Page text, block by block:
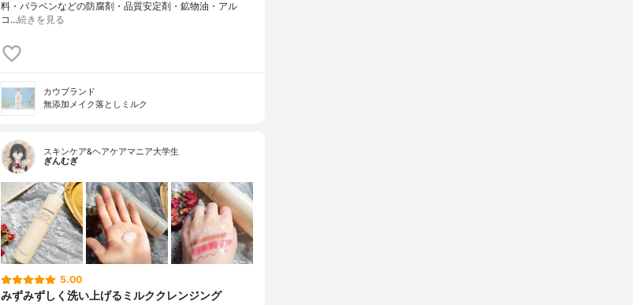
料・パラベンなどの防腐剤・品質安定剤・鉱物油・アル
コ…続きを見る
カウブランド
無添加メイク落としミルク
スキンケア&ヘアケアマニア大学生
ぎんむぎ
5.00
みずみずしく洗い上げるミルククレンジング